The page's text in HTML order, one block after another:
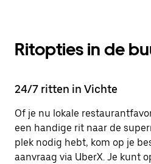
Ritopties in de
24/7 ritten in Vichte
Of je nu lokale
een handige rit naar de
plek nodig hebt, kom op je
aanvraag via UberX. Je kunt